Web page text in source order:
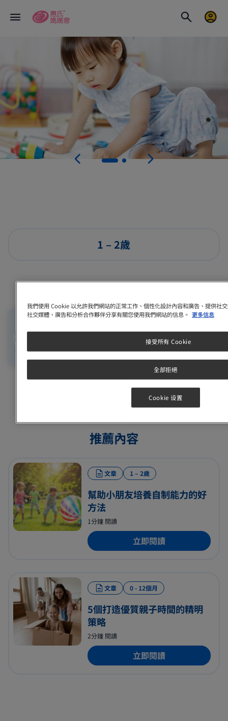
1 – 2歲
0 - 12個月
推薦內容
文章 1 – 2歲
幫助小朋友培養自制能力的好
方法
1分鐘 閱讀
立即閱讀
文章 0 - 12個月
5個打造優質親子時間的精明
策略
2分鐘 閱讀
立即閱讀
我們使用 Cookie 以允許我們網站的正常工作、個性化設計內容和廣告、提供社
社交媒體、廣告和分析合作夥伴分享有關您使用我們網站的信息。 更多信息
全部拒絕
接受所有 Cookie
Cookie 设置